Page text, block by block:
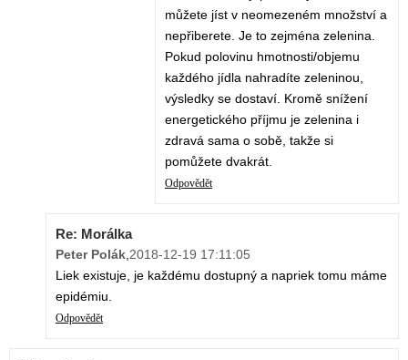
můžete jíst v neomezeném množství a
nepřiberete. Je to zejména zelenina.
Pokud polovinu hmotnosti/objemu
každého jídla nahradíte zeleninou,
výsledky se dostaví. Kromě snížení
energetického příjmu je zelenina i
zdravá sama o sobě, takže si
pomůžete dvakrát.
Odpovědět
Re: Morálka
Peter Polák,2018-12-19 17:11:05
Liek existuje, je každému dostupný a napriek tomu máme
epidémiu.
Odpovědět